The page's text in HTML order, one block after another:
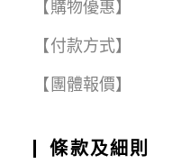
【購物優惠】
【付款方式】
【團體報價】
條款及細則